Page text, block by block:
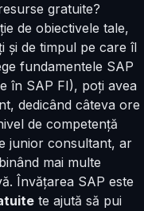
gratuite?
de obiectivele tale,
și de timpul pe care îl
fundamentele SAP
în SAP FI), poți avea
dedicând câteva ore
de competență
junior consultant, ar
mai multe
Învățarea SAP este
te ajută să pui